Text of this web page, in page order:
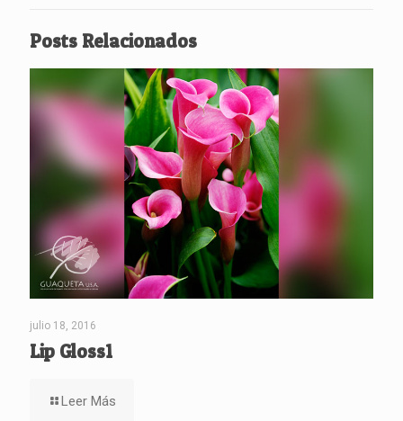
Posts Relacionados
julio 18, 2016
Lip Gloss1
Leer Más